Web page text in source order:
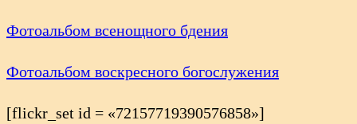
Фотоальбом всенощного бдения
Фотоальбом воскресного богослужения
[flickr_set id = «72157719390576858»]